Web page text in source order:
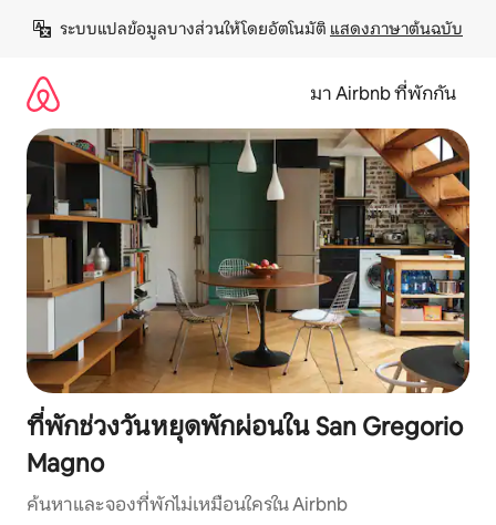
เนื้อหา
ระบบแปลข้อมูลบางส่วนให้โดยอัตโนมัติ แสดงภาษาต้นฉบับ
มา Airbnb ที่พักกัน
ที่พักช่วงวันหยุดพักผ่อนใน San Gregorio
Magno
ค้นหาและจองที่พักไม่เหมือนใครใน Airbnb